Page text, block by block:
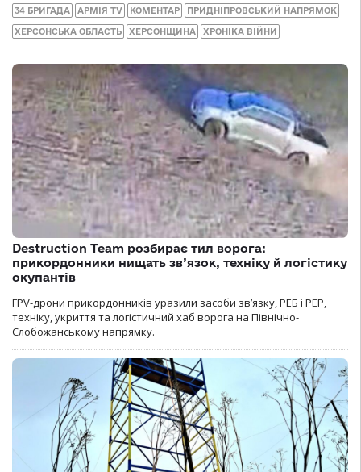
34 БРИГАДА АРМІЯ TV КОМЕНТАР ПРИДНІПРОВСЬКИЙ НАПРЯМОК
ХЕРСОНСЬКА ОБЛАСТЬ ХЕРСОНЩИНА ХРОНІКА ВІЙНИ
Destruction Team розбирає тил ворога:
прикордонники нищать зв’язок, техніку й логістику
окупантів
FPV-дрони прикордонників уразили засоби зв’язку, РЕБ і РЕР,
техніку, укриття та логістичний хаб ворога на Північно-
Слобожанському напрямку.